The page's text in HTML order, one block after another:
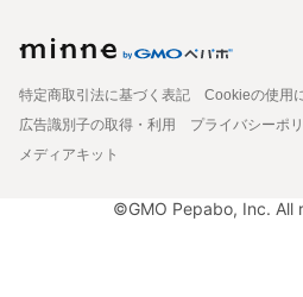
特定商取引法に基づく表記
Cookieの使用
広告識別子の取得・利用
プライバシーポ
メディアキット
©GMO Pepabo, Inc. All